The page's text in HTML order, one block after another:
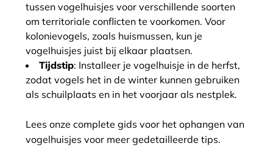
tussen vogelhuisjes voor verschillende soorten
om territoriale conflicten te voorkomen. Voor
kolonievogels, zoals huismussen, kun je
vogelhuisjes juist bij elkaar plaatsen.
Tijdstip: Installeer je vogelhuisje in de herfst,
zodat vogels het in de winter kunnen gebruiken
als schuilplaats en in het voorjaar als nestplek.
Lees onze complete gids voor het ophangen van
vogelhuisjes voor meer gedetailleerde tips.